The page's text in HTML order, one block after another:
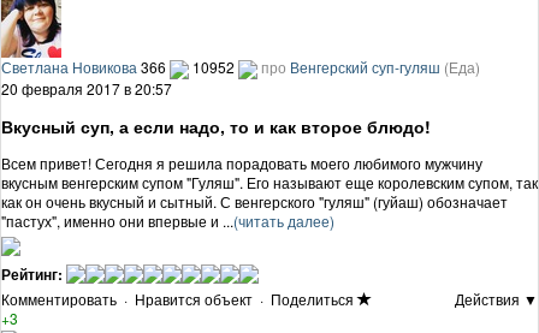
Светлана Новикова 366 10952 про Венгерский суп-гуляш (Еда)
20 февраля 2017 в 20:57
Вкусный суп, а если надо, то и как второе блюдо!
Всем привет! Сегодня я решила порадовать моего любимого мужчину
вкусным венгерским супом "Гуляш". Его называют еще королевским супом, так
как он очень вкусный и сытный. С венгерского "гуляш" (гуйаш) обозначает
"пастух", именно они впервые и ...(читать далее)
Рейтинг:
Комментировать · Нравится объект · Поделиться
Действия ▼
+3